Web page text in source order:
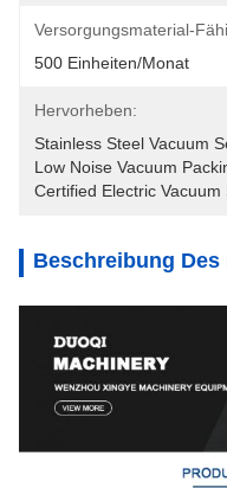
Versorgungsmaterial-
500 Einheiten/Monat
Hervorheben:
Stainless Steel Vacuum
Low Noise Vacuum
Certified Electric Vacuum
Beschreibung